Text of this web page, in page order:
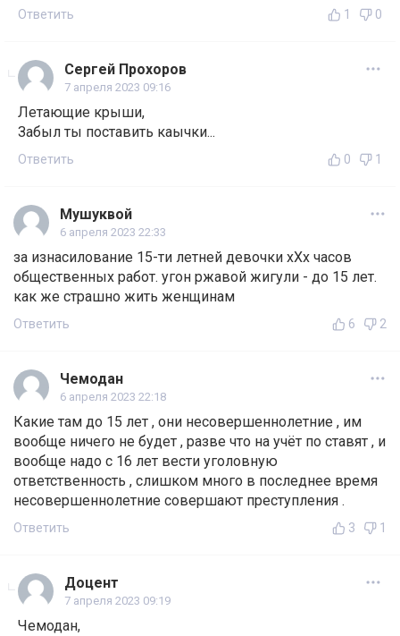
Ответить 1 0
Сергей Прохоров
7 апреля 2023 09:16
Летающие крыши,
Забыл ты поставить каычки...
Ответить 0 1
Мушуквой
6 апреля 2023 22:33
за изнасилование 15-ти летней девочки хХх часов
общественных работ. угон ржавой жигули - до 15 лет.
как же страшно жить женщинам
Ответить 6 2
Чемодан
6 апреля 2023 22:18
Какие там до 15 лет , они несовершеннолетние , им
вообще ничего не будет , разве что на учёт по ставят , и
вообще надо с 16 лет вести уголовную
ответственность , слишком много в последнее время
несовершеннолетние совершают преступления .
Ответить 3 1
Доцент
7 апреля 2023 09:19
Чемодан,